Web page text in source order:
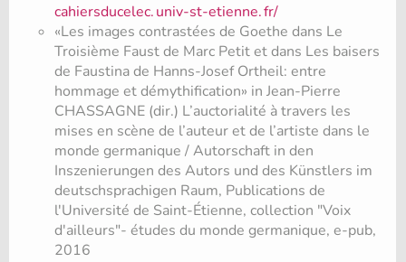
cahiersducelec.univ-st-etienne.fr/
«Les images contrastées de Goethe dans Le
Troisième Faust de Marc Petit et dans Les baisers
de Faustina de Hanns-Josef Ortheil: entre
hommage et démythification» in Jean-Pierre
CHASSAGNE (dir.) L’auctorialité à travers les
mises en scène de l’auteur et de l’artiste dans le
monde germanique / Autorschaft in den
Inszenierungen des Autors und des Künstlers im
deutschsprachigen Raum, Publications de
l'Université de Saint-Étienne, collection "Voix
d'ailleurs"- études du monde germanique, e-pub,
2016